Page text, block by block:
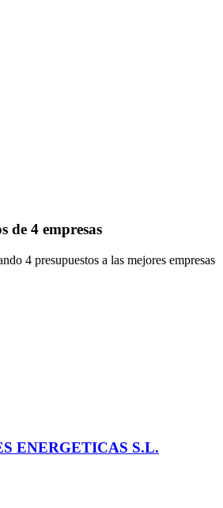
de 4 empresas
4 presupuestos a las mejores empresas
ENERGETICAS S.L.